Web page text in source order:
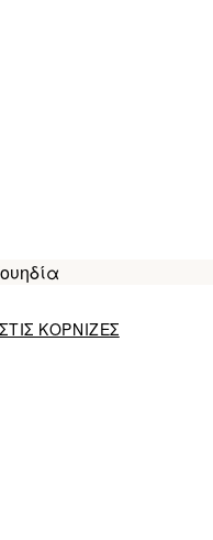
ΚΟΡΝΙΖΕΣ